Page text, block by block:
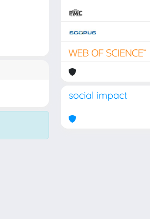
social impact